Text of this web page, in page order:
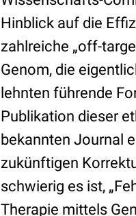
Hinblick auf die
zahlreiche „off-
Genom, die
lehnten führende
Publikation dieser
bekannten Journal
zukünftigen
schwierig es ist,
Therapie mittels